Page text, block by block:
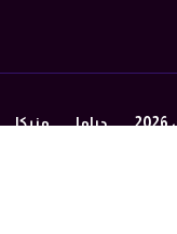
دراما مزيكا